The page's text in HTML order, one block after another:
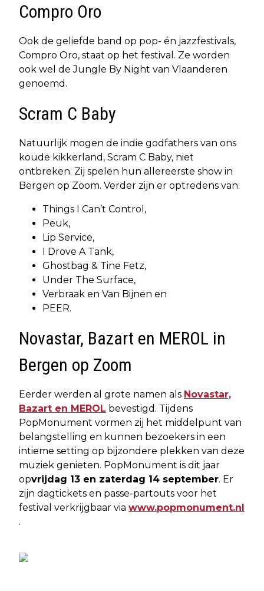
Compro Oro
Ook de geliefde band op pop- én jazzfestivals,
Compro Oro, staat op het festival. Ze worden
ook wel de Jungle By Night van Vlaanderen
genoemd.
Scram C Baby
Natuurlijk mogen de indie godfathers van ons
koude kikkerland, Scram C Baby, niet
ontbreken. Zij spelen hun allereerste show in
Bergen op Zoom. Verder zijn er optredens van:
Things I Can’t Control,
Peuk,
Lip Service,
I Drove A Tank,
Ghostbag & Tine Fetz,
Under The Surface,
Verbraak en Van Bijnen en
PEER.
Novastar, Bazart en MEROL in
Bergen op Zoom
Eerder werden al grote namen als Novastar,
Bazart en MEROL bevestigd. Tijdens
PopMonument vormen zij het middelpunt van
belangstelling en kunnen bezoekers in een
intieme setting op bijzondere plekken van deze
muziek genieten. PopMonument is dit jaar
opvrijdag 13 en zaterdag 14 september. Er
zijn dagtickets en passe-partouts voor het
festival verkrijgbaar via www.popmonument.nl
.